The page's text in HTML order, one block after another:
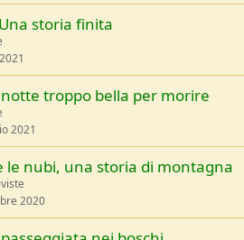
storia finita
troppo bella per morire
2021
le nubi, una storia di montagna
2020